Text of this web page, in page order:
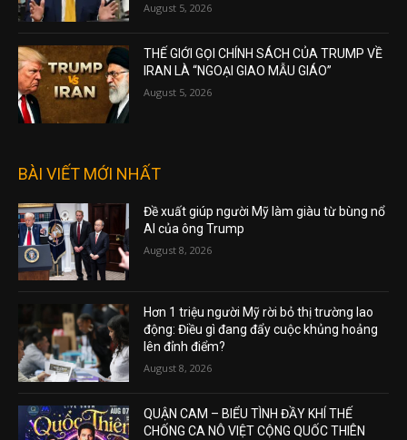
August 5, 2026
THẾ GIỚI GỌI CHÍNH SÁCH CỦA TRUMP VỀ
IRAN LÀ “NGOẠI GIAO MẪU GIÁO”
August 5, 2026
BÀI VIẾT MỚI NHẤT
Đề xuất giúp người Mỹ làm giàu từ bùng nổ
AI của ông Trump
August 8, 2026
Hơn 1 triệu người Mỹ rời bỏ thị trường lao
động: Điều gì đang đẩy cuộc khủng hoảng
lên đỉnh điểm?
August 8, 2026
QUẬN CAM – BIỂU TÌNH ĐẦY KHÍ THẾ
CHỐNG CA NÔ VIỆT CỘNG QUỐC THIÊN